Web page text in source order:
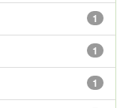
1
1
1